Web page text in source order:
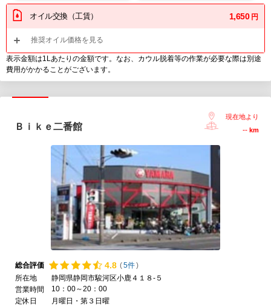
オイル交換（工賃） 1,650 円
推奨オイル価格を見る
表示金額は1Lあたりの金額です。なお、カウル脱着等の作業が必要な際は別途
費用がかかることがございます。
Ｂｉｋｅ二番館
現在地より
-- km
総合評価 4.8 (5件)
所在地
静岡県静岡市駿河区小鹿４１８-５
営業時間
10：00～20：00
定休日
月曜日・第３日曜